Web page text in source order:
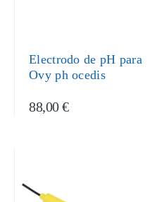
Electrodo de pH para
Ovy ph ocedis
88,00 €